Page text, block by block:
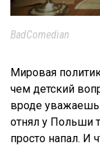
BadComedian
Мировая
чем детский
вроде
отнял у Польши
просто напал. И